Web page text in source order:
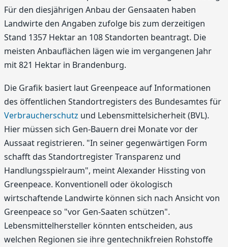
Für den diesjährigen Anbau der Gensaaten haben
Landwirte den Angaben zufolge bis zum derzeitigen
Stand 1357 Hektar an 108 Standorten beantragt. Die
meisten Anbauflächen lägen wie im vergangenen Jahr
mit 821 Hektar in Brandenburg.
Die Grafik basiert laut Greenpeace auf Informationen
des öffentlichen Standortregisters des Bundesamtes für
Verbraucherschutz und Lebensmittelsicherheit (BVL).
Hier müssen sich Gen-Bauern drei Monate vor der
Aussaat registrieren. "In seiner gegenwärtigen Form
schafft das Standortregister Transparenz und
Handlungsspielraum", meint Alexander Hissting von
Greenpeace. Konventionell oder ökologisch
wirtschaftende Landwirte können sich nach Ansicht von
Greenpeace so "vor Gen-Saaten schützen".
Lebensmittelhersteller könnten entscheiden, aus
welchen Regionen sie ihre gentechnikfreien Rohstoffe